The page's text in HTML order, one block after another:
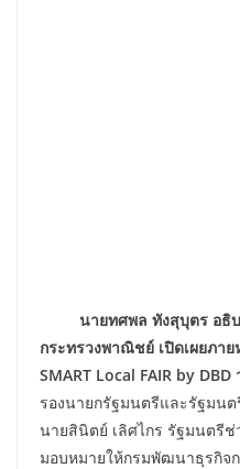
นายทศพล ทังสุบุตร อธิบ
กระทรวงพาณิชย์ เปิดเผยภา
SMART Local FAIR by DBD
รองนายกรัฐมนตรีและรัฐมน
นายสินิตย์ เลิศไกร รัฐมนตรี
มอบหมายให้กรมพัฒนาธุรกิจ